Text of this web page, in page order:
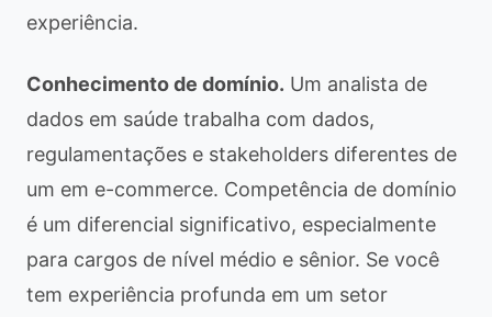
experiência.
Conhecimento de domínio. Um analista de
dados em saúde trabalha com dados,
regulamentações e stakeholders diferentes de
um em e-commerce. Competência de domínio
é um diferencial significativo, especialmente
para cargos de nível médio e sênior. Se você
tem experiência profunda em um setor